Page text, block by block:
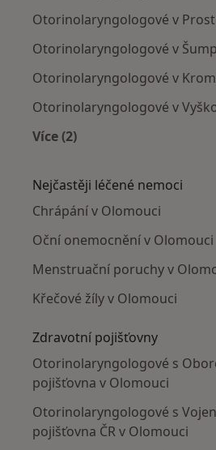
Otorinolaryngologové v
Otorinolaryngologové v
Otorinolaryngologové v
Otorinolaryngologové v
Více (2)
Nejčastěji léčené nemoci
Chrápání v Olomouci
Oční onemocnění v Olomouci
Menstruační poruchy v
Křečové žíly v Olomouci
Zdravotní pojišťovny
Otorinolaryngologové s
pojišťovna v Olomouci
Otorinolaryngologové s
pojišťovna ČR v Olomouci